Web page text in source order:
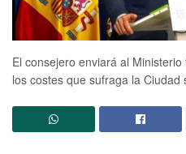
El consejero enviará al
los costes que sufraga la